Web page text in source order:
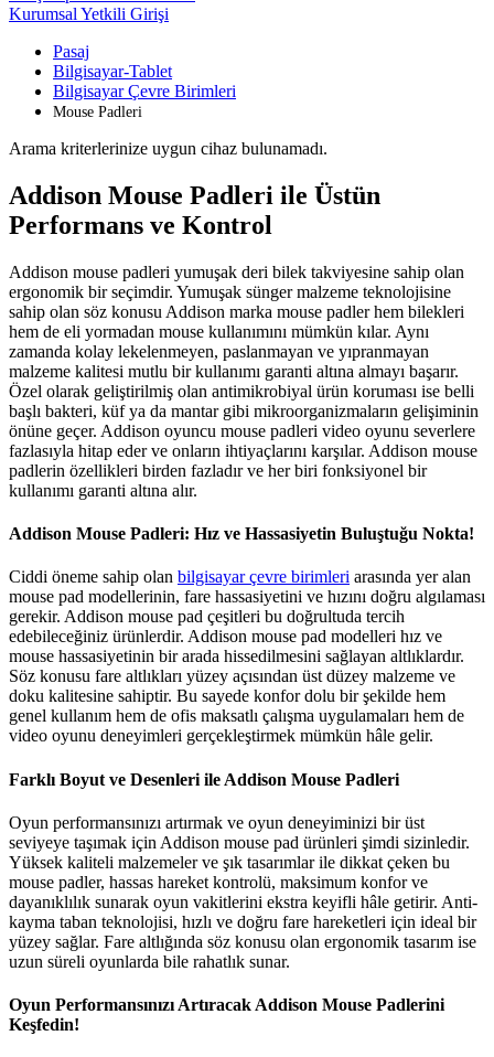
Kurumsal Yetkili Girişi
Pasaj
Bilgisayar-Tablet
Bilgisayar Çevre Birimleri
Mouse Padleri
Arama kriterlerinize uygun cihaz bulunamadı.
Addison Mouse Padleri ile Üstün
Performans ve Kontrol
Addison mouse padleri yumuşak deri bilek takviyesine sahip olan
ergonomik bir seçimdir. Yumuşak sünger malzeme teknolojisine
sahip olan söz konusu Addison marka mouse padler hem bilekleri
hem de eli yormadan mouse kullanımını mümkün kılar. Aynı
zamanda kolay lekelenmeyen, paslanmayan ve yıpranmayan
malzeme kalitesi mutlu bir kullanımı garanti altına almayı başarır.
Özel olarak geliştirilmiş olan antimikrobiyal ürün koruması ise belli
başlı bakteri, küf ya da mantar gibi mikroorganizmaların gelişiminin
önüne geçer. Addison oyuncu mouse padleri video oyunu severlere
fazlasıyla hitap eder ve onların ihtiyaçlarını karşılar. Addison mouse
padlerin özellikleri birden fazladır ve her biri fonksiyonel bir
kullanımı garanti altına alır.
Addison Mouse Padleri: Hız ve Hassasiyetin Buluştuğu Nokta!
Ciddi öneme sahip olan bilgisayar çevre birimleri arasında yer alan
mouse pad modellerinin, fare hassasiyetini ve hızını doğru algılaması
gerekir. Addison mouse pad çeşitleri bu doğrultuda tercih
edebileceğiniz ürünlerdir. Addison mouse pad modelleri hız ve
mouse hassasiyetinin bir arada hissedilmesini sağlayan altlıklardır.
Söz konusu fare altlıkları yüzey açısından üst düzey malzeme ve
doku kalitesine sahiptir. Bu sayede konfor dolu bir şekilde hem
genel kullanım hem de ofis maksatlı çalışma uygulamaları hem de
video oyunu deneyimleri gerçekleştirmek mümkün hâle gelir.
Farklı Boyut ve Desenleri ile Addison Mouse Padleri
Oyun performansınızı artırmak ve oyun deneyiminizi bir üst
seviyeye taşımak için Addison mouse pad ürünleri şimdi sizinledir.
Yüksek kaliteli malzemeler ve şık tasarımlar ile dikkat çeken bu
mouse padler, hassas hareket kontrolü, maksimum konfor ve
dayanıklılık sunarak oyun vakitlerini ekstra keyifli hâle getirir. Anti-
kayma taban teknolojisi, hızlı ve doğru fare hareketleri için ideal bir
yüzey sağlar. Fare altlığında söz konusu olan ergonomik tasarım ise
uzun süreli oyunlarda bile rahatlık sunar.
Oyun Performansınızı Artıracak Addison Mouse Padlerini
Keşfedin!